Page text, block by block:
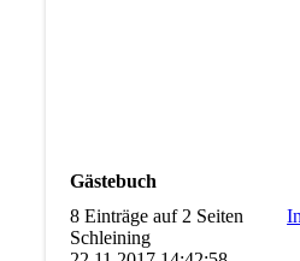
Gästebuch
8 Einträge auf 2 Seiten
Schleining